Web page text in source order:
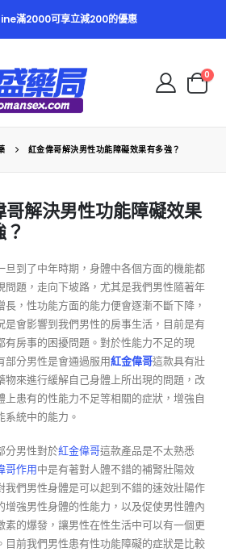
滿2000可享立減200的優惠
0
紅金偉哥解決男性功能障礙效果有多強？
哥解決男性功能障礙效果
旦到了中年時期，身體中各個方面的機能都
問題，走向下坡路，尤其是我們男性隨著年
長，性功能方面的能力便會逐漸不斷下降，
是會影響到我們男性的房事生活，目前是有
有房事的困擾問題。對於性能力不足的現
部分男性是會通過服用紅金偉哥這款具有壯
物來進行緩解自己身體上所出現的問題，改
上患有的性能力不足等相關的症狀，增強自
系統中的能力。
分男性對於紅金偉哥這款產品是不太熟悉
哥作用中是有著對人體不錯的補腎壯陽效
我們男性身體是可以起到不錯的速效壯陽作
增強男性身體的性能力，以及促使男性體內
素的爆發，讓男性在性生活中可以有一個更
目前我們男性患有性功能障礙的症狀是比較